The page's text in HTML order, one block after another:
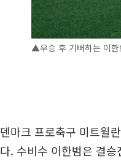
▲우승 후 기뻐하는 이한
덴마크 프로축구 미트윌
다. 수비수 이한범은 결